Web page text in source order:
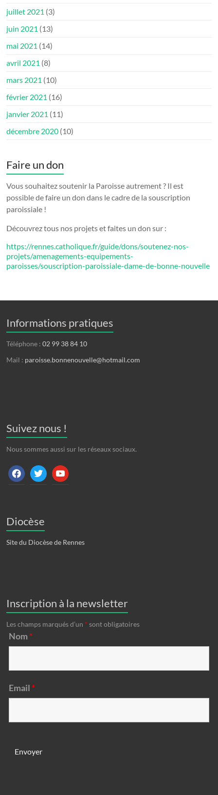
juillet 2021 (3)
juin 2021 (13)
mai 2021 (14)
avril 2021 (8)
mars 2021 (10)
février 2021 (16)
janvier 2021 (11)
décembre 2020 (10)
Faire un don
Vous souhaitez soutenir la Paroisse autrement ? Il est
possible de faire un don dans le cadre de la souscription
paroissiale !
Découvrez tous nos projets et faites un don sur :
https://rennes.catholique.fr/guide/dons/soutenez-nos-
projets/amenagements-equipements-
paroisses/souscription-paroissiale-dame-de-bonne-nouvelle
Informations pratiques
Téléphone :02 99 38 84 10
Mail : paroisse.bonnenouvelle@hotmail.com
Suivez nous !
Nous sommes aussi sur les réseaux sociaux.
facebooktwitter youtube
Diocèse
Site du Diocèse de Rennes
Inscription à la newsletter
Les champs marqués d’un * sont obligatoires
Nom *
Email *